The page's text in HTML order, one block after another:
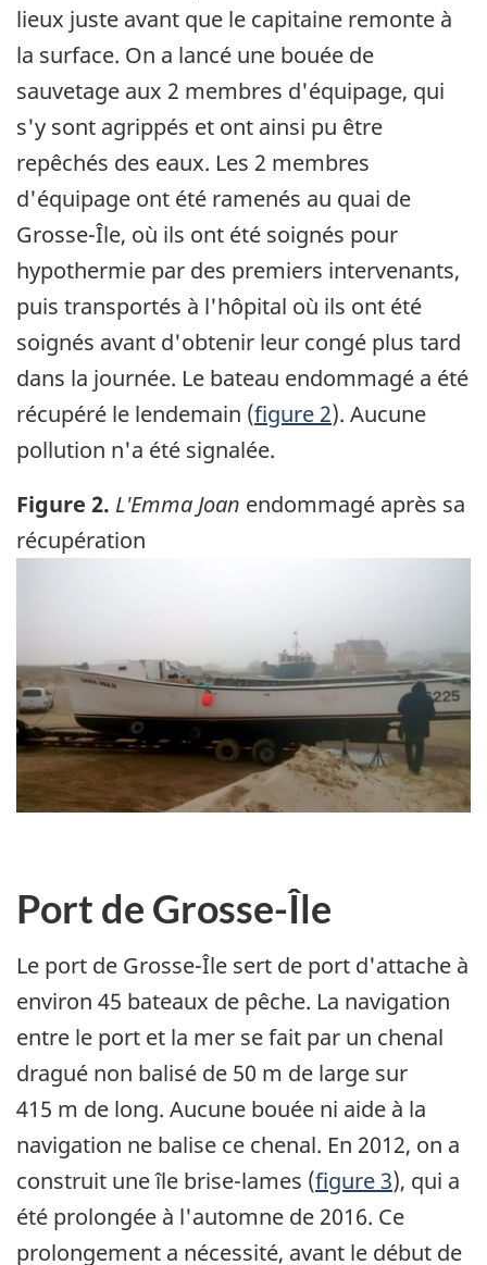
lieux juste avant que le capitaine remonte à
la surface. On a lancé une bouée de
sauvetage aux 2 membres d'équipage, qui
s'y sont agrippés et ont ainsi pu être
repêchés des eaux. Les 2 membres
d'équipage ont été ramenés au quai de
Grosse-Île, où ils ont été soignés pour
hypothermie par des premiers intervenants,
puis transportés à l'hôpital où ils ont été
soignés avant d'obtenir leur congé plus tard
dans la journée. Le bateau endommagé a été
récupéré le lendemain (figure 2). Aucune
pollution n'a été signalée.
Figure 2. L'Emma Joan endommagé après sa
récupération
Port de Grosse-Île
Le port de Grosse-Île sert de port d'attache à
environ 45 bateaux de pêche. La navigation
entre le port et la mer se fait par un chenal
dragué non balisé de 50 m de large sur
415 m de long. Aucune bouée ni aide à la
navigation ne balise ce chenal. En 2012, on a
construit une île brise-lames (figure 3), qui a
été prolongée à l'automne de 2016. Ce
prolongement a nécessité, avant le début de